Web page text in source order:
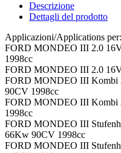
Descrizione
Dettagli del prodotto
Applicazioni/Applications per:
FORD MONDEO III 2.0
1998cc
FORD MONDEO III 2.0
FORD MONDEO III
90CV 1998cc
FORD MONDEO III
1998cc
FORD MONDEO III
66Kw 90CV 1998cc
FORD MONDEO III